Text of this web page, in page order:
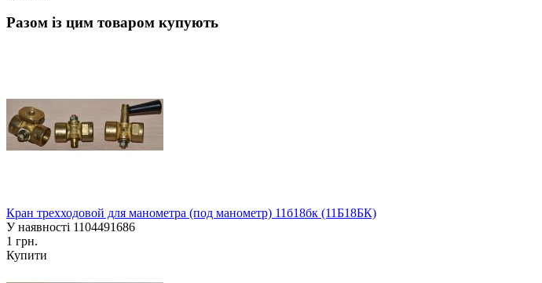
Разом із цим товаром купують
Кран трехходовой для манометра (под манометр) 11б18бк (11Б18БК)
У наявності 1104491686
1 грн.
Купити